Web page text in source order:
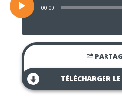
00:00
TÉLÉCHARGER